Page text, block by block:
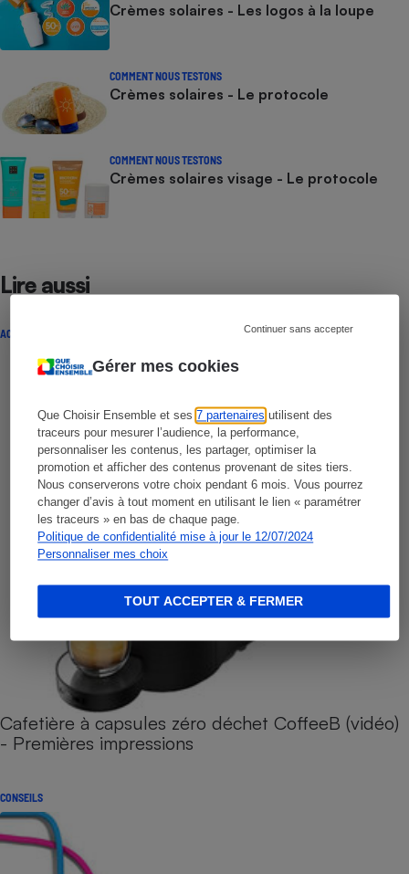
Gérer mes cookies
Que Choisir Ensemble et ses7 partenaires utilisent des
traceurs pour mesurer l’audience, la performance,
personnaliser les contenus, les partager, optimiser la
promotion et afficher des contenus provenant de sites tiers.
Nous conserverons votre choix pendant 6 mois. Vous pourrez
changer d’avis à tout moment en utilisant le lien « paramétrer
les traceurs » en bas de chaque page.
Politique de confidentialité mise à jour le 12/07/2024
Personnaliser mes choix
Continuer sans accepter
TOUT ACCEPTER & FERMER
Crèmes solaires - Les logos à la loupe
COMMENT NOUS TESTONS
Crèmes solaires - Le protocole
COMMENT NOUS TESTONS
Crèmes solaires visage - Le protocole
Lire aussi
ACTUALITÉ
Cafetière à capsules zéro déchet CoffeeB (vidéo)
- Premières impressions
CONSEILS